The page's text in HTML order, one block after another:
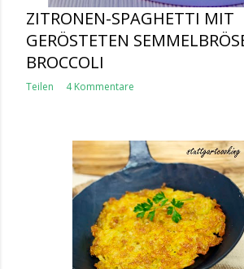
ZITRONEN-SPAGHETTI MIT
GERÖSTETEN
BROCCOLI
Teilen 4 Kommentare